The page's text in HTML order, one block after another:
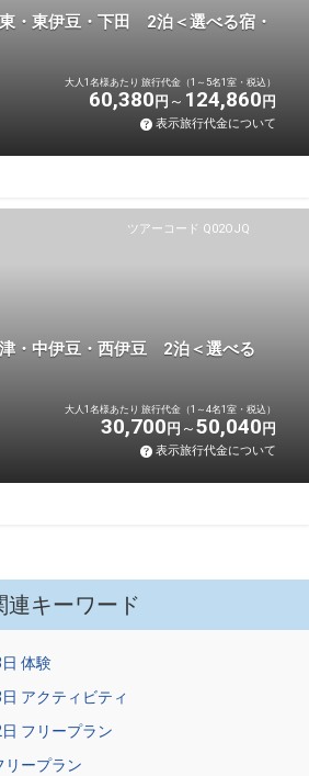
・東伊豆・下田 2泊＜選べる宿・
大人1名様あたり 旅行代金（1～5名1室・税込）
60,380 円 124,860 円
表示旅行代金について
ツアーコード Q02OJQ
・中伊豆・西伊豆 2泊＜選べる
大人1名様あたり 旅行代金（1～4名1室・税込）
30,700 円 50,040 円
表示旅行代金について
連キーワード
体験
アクティビティ
フリープラン
リープラン